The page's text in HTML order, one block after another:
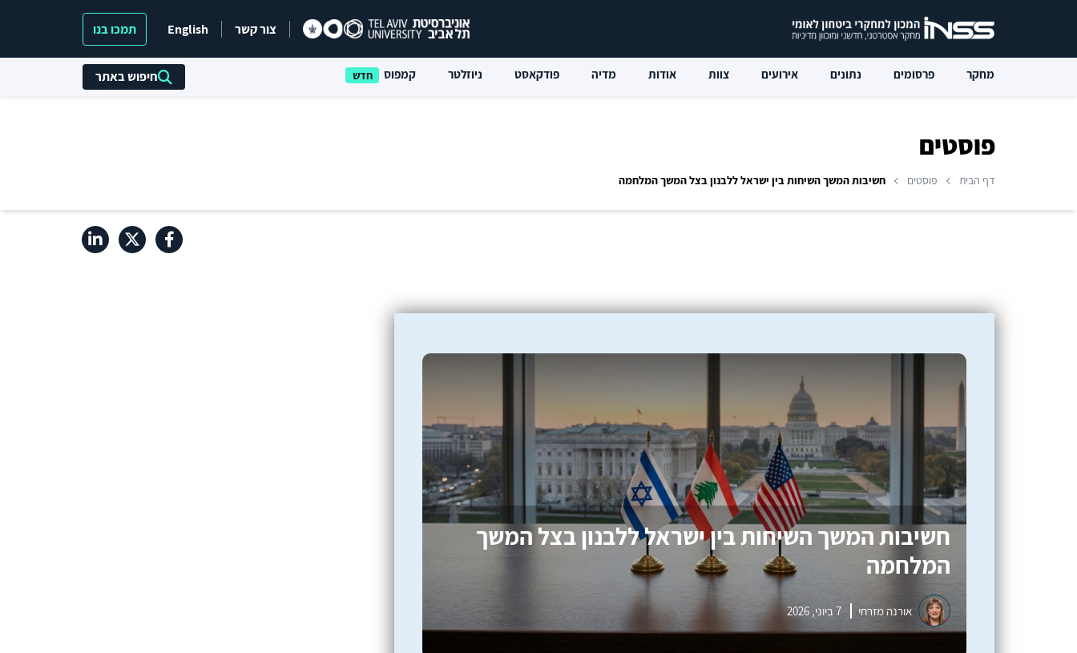
צור קשר English תמכו בנו
מחקר פרסומים נתונים אירועים צוות אודות מדיה פודקאסט ניוזלטר קמפוס חיפוש באתר
פוסטים
דף הבית פוסטים חשיבות המשך השיחות בין ישראל ללבנון בצל המשך המלחמה
חשיבות המשך השיחות בין ישראל ללבנון בצל המשך
המלחמה
אורנה מזרחי 7 ביוני, 2026